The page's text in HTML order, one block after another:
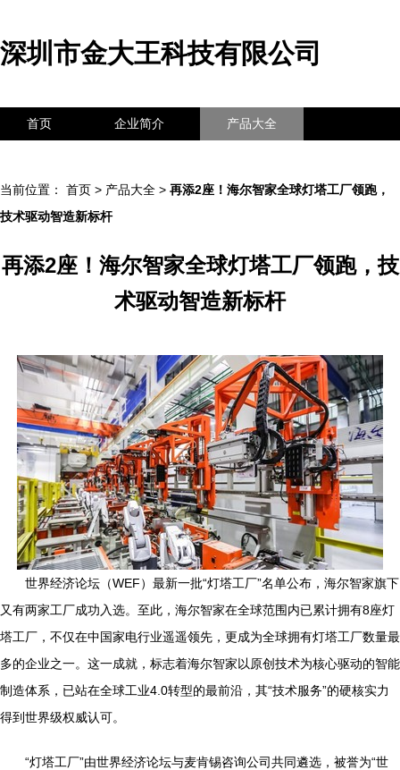
深圳市金大王科技有限公司
首页 企业简介 产品大全
当前位置： 首页 > 产品大全 > 再添2座！海尔智家全球灯塔工厂领跑，
技术驱动智造新标杆
再添2座！海尔智家全球灯塔工厂领跑，技
术驱动智造新标杆
世界经济论坛（WEF）最新一批“灯塔工厂”名单公布，海尔智家旗下
又有两家工厂成功入选。至此，海尔智家在全球范围内已累计拥有8座灯
塔工厂，不仅在中国家电行业遥遥领先，更成为全球拥有灯塔工厂数量最
多的企业之一。这一成就，标志着海尔智家以原创技术为核心驱动的智能
制造体系，已站在全球工业4.0转型的最前沿，其“技术服务”的硬核实力
得到世界级权威认可。
“灯塔工厂”由世界经济论坛与麦肯锡咨询公司共同遴选，被誉为“世